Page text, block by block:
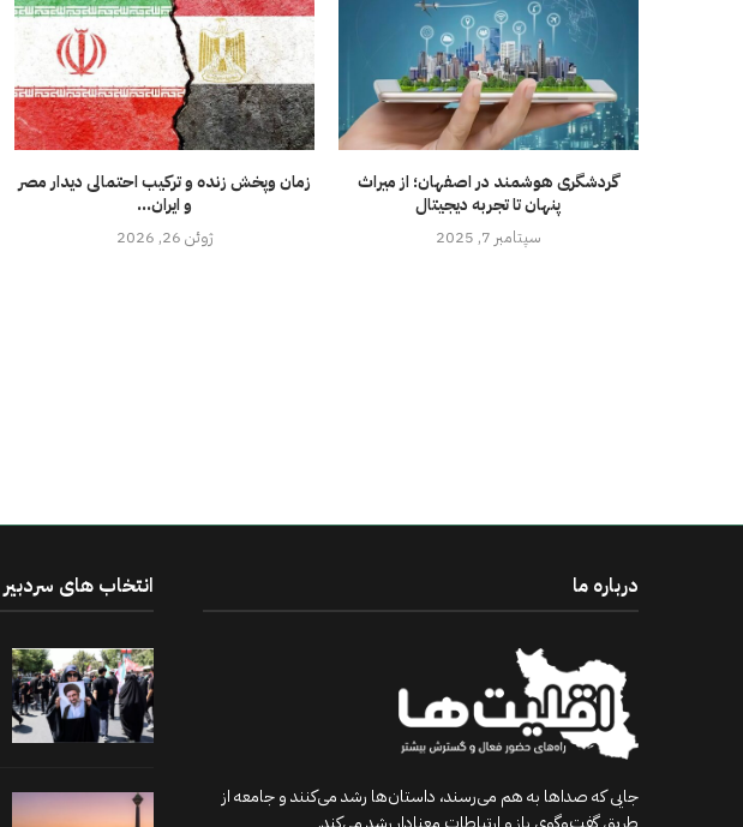
زمان وپخش زنده و ترکیب احتمالی دیدار مصر
و ایران...
ژوئن 26, 2026
گردشگری هوشمند در اصفهان؛ از میراث
پنهان تا تجربه دیجیتال
سپتامبر 7, 2025
درباره ما
جایی که صداها به هم می‌رسند، داستان‌ها رشد می‌کنند و جامعه از
انتخاب های سردبیر